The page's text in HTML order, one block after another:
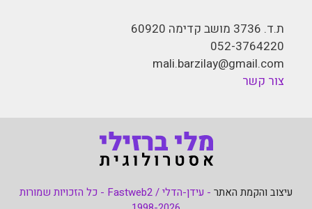
ת.ד. 3736 מושב קדימה 60920
052-3764220
mali.barzilay@gmail.com
צור קשר
עיצוב והקמת האתר
- עידן-הדלי / Fastweb2 - כל הזכויות שמורות